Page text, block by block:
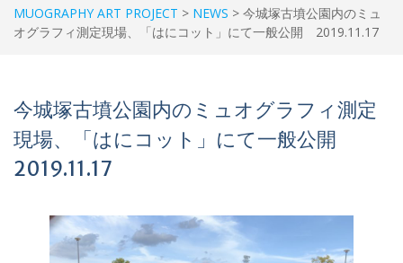
MUOGRAPHY ART PROJECT > NEWS > 今城塚古墳公園内のミュ
オグラフィ測定現場、「はにコット」にて一般公開 2019.11.17
今城塚古墳公園内のミュオグラフィ測定
現場、「はにコット」にて一般公開
2019.11.17